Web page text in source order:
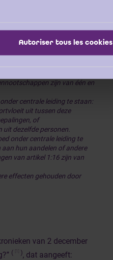
Autoriser tous les cookies
zijn van één en
centrale leiding te staan:
uit tussen deze
of
dezelfde personen.
onder centrale leiding te
hun aandelen of andere
van artikel 1:16 zijn van
effecten gehouden door
van 2 december
( ), dat aangeeft: